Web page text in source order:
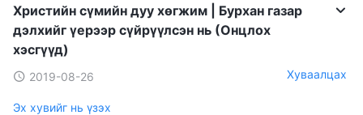
Христийн сүмийн дуу хөгжим | Бурхан газар
дэлхийг үерээр сүйрүүлсэн нь (Онцлох
хэсгүүд)
2019-08-26 Хуваалцах
Эх хувийг нь үзэх